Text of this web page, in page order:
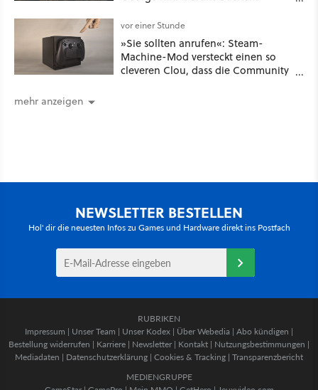
vor einer Stunde
»Sie sollten anrufen«: Steam-
Machine-Mod versteckt einen so
cleveren Clou, dass die Community
mehr anzeigen
NEWSLETTER BESTELLEN
Hol' dir die neuesten Infos zu Games und Hardware direkt ins Postfach
RUBRIKEN
Impressum | Unser Team | Unser Kodex | Über Webedia | Abo kündigen |
Bestellung widerrufen | Karriere | Newsletter | Kontakt | Nutzungsbestimmungen |
Mediadaten | Datenschutzerklärung | Cookies & Tracking | Transparenzbericht
MEDIENGRUPPE